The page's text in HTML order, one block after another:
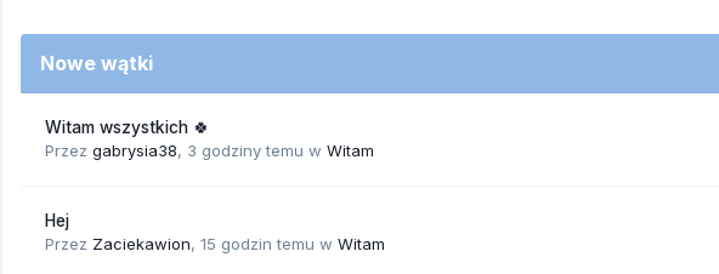
Nowe wątki
Witam wszystkich 🍀
Przez gabrysia38, 3 godziny temu w Witam
Hej
Przez Zaciekawion, 15 godzin temu w Witam